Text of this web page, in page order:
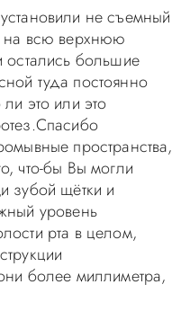
не съемный
на всю верхнюю
остались большие
туда постоянно
это или это
пространства,
что-бы Вы могли
зубой щётки и
уровень
рта в целом,
более миллиметра,